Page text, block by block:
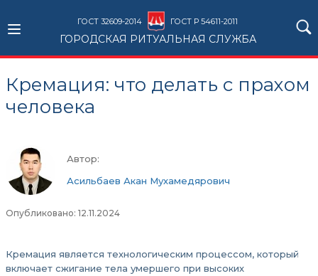
ГОСТ 32609-2014 ГОСТ Р 54611-2011
ГОРОДСКАЯ РИТУАЛЬНАЯ СЛУЖБА
Кремация: что делать с прахом
человека
Автор:
Асильбаев Акан Мухамедярович
Опубликовано: 12.11.2024
Кремация является технологическим процессом, который
включает сжигание тела умершего при высоких